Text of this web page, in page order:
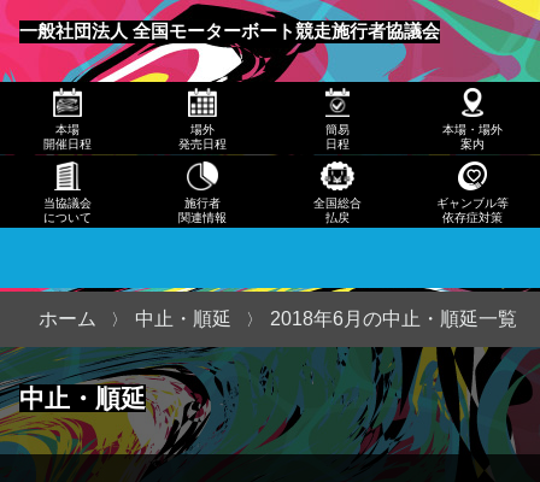
一般社団法人 全国モーターボート競走施行者協議会
メニュー
発売
日程
日程
本
場・
案内
当協
議会
につ
いて
本場
開催日程
場外
発売日程
簡易
日程
本場・場外
案内
当協議会
について
施行者
関連情報
全国総合
払戻
ギャンブル等
依存症対策
中止・順延
ホーム 中止・順延 2018年6月の中止・順延一覧